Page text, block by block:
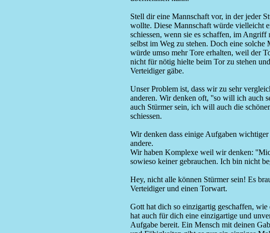
Stell dir eine Mannschaft vor, in der jeder
wollte. Diese Mannschaft würde vielleicht
schiessen, wenn sie es schaffen, im Angriff
selbst im Weg zu stehen. Doch eine solche
würde umso mehr Tore erhalten, weil der
nicht für nötig hielte beim Tor zu stehen
Verteidiger gäbe.
Unser Problem ist, dass wir zu sehr
anderen. Wir denken oft, ''so will ich auch
auch Stürmer sein, ich will auch die
schiessen.
Wir denken dass einige Aufgaben wichtiger
andere.
Wir haben Komplexe weil wir denken:
sowieso keiner gebrauchen. Ich bin nicht
Hey, nicht alle können Stürmer sein! Es
Verteidiger und einen Torwart.
Gott hat dich so einzigartig geschaffen, wie
hat auch für dich eine einzigartige und
Aufgabe bereit. Ein Mensch mit deinen